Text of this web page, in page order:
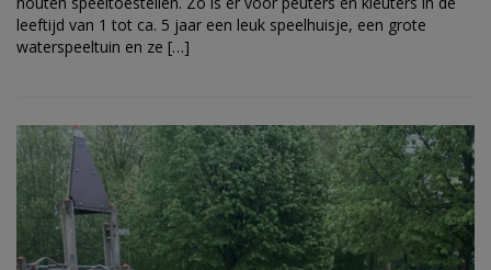
leeftijd van 1 tot ca. 5 jaar een leuk speelhuisje, een grote
waterspeeltuin en ze […]